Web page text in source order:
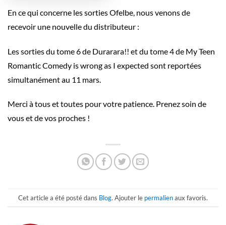
En ce qui concerne les sorties Ofelbe, nous venons de
recevoir une nouvelle du distributeur :
Les sorties du tome 6 de Durarara!! et du tome 4 de My Teen
Romantic Comedy is wrong as I expected sont reportées
simultanément au 11 mars.
Merci à tous et toutes pour votre patience. Prenez soin de
vous et de vos proches !
Cet article a été posté dans Blog. Ajouter le permalienaux favoris.